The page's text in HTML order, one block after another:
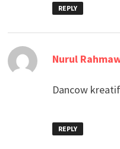
REPLY
Nurul
Dancow
REPLY